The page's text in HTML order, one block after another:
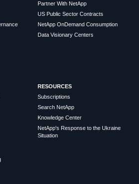
Partner With NetApp
US Public Sector Contracts
NetApp OnDemand Consumption
Data Visionary Centers
RESOURCES
Subscriptions
Search NetApp
Knowledge Center
NetApp's Response to the Ukraine
Situation